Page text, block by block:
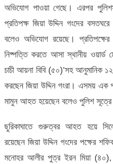
অভিযোগ পাওয়া গেছে। এরপর
প্রতিপক্ষ জিয়া উদ্দিন গংদের বসতঘরে
বলেও অভিযোগ রয়েছে। প্রতিপক্ষের
নিষ্পত্তি করতে আসা স্থানীয় ওয়ার্ড
চাচী আয়না বিবি (৫০)’সহ আনুমানিক
করছেন জিয়া উদ্দিন গংরা। এসময় এক
মামুন আহত হয়েছেন বলেও পুলিশ সূত্রে
ছুরিকাঘাতে গুরুত্বর আহত হয়ে
রয়েছেন জিয়া উদ্দিন গংদের পক্ষের
মনোহর আলীর পুত্র ইরন মিয়া